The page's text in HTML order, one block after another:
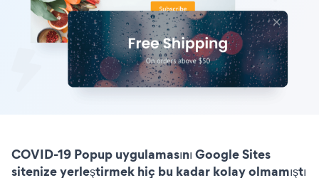
COVID-19 Popup uygulamasını Google Sites
sitenize yerleştirmek hiç bu kadar kolay olmamıştı